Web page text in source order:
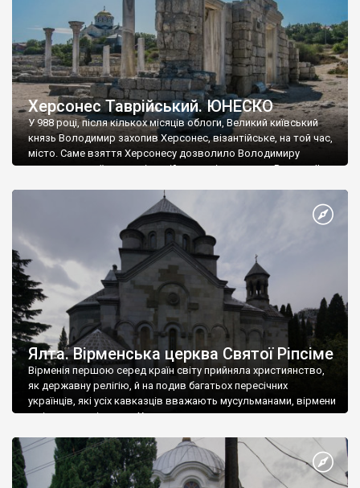
Херсонес Таврійський. ЮНЕСКО
У 988 році, після кількох місяців облоги, Великий київський
князь Володимир захопив Херсонес, візантійське, на той час,
місто. Саме взяття Херсонесу дозволило Володимиру
диктувати свої умови візантійському імператору Василю ІІ, та
Херсонесі Володимир-язичник, став Василем-християнином.
А потім було Хрещення Русі. На честь Херсонесу Таврійського
Ялта. Вірменська церква Святої Ріпсіме
Вірменія першою серед країн світу прийняла християнство,
як державну релігію, й на подив багатьох пересічних
українців, які усіх кавказців вважають мусульманами, вірмени
є відданими вірянами Христа